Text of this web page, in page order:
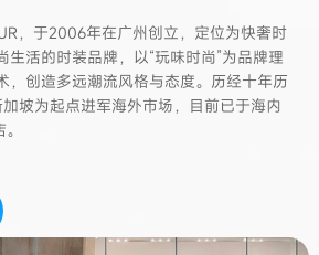
皮具 鞋子 样衣
理
，于2006年在广州创立，定位为快奢时
生活的时装品牌，以“玩味时尚”为品牌理
，创造多远潮流风格与态度。历经十年历
坡为起点进军海外市场，目前已于海内